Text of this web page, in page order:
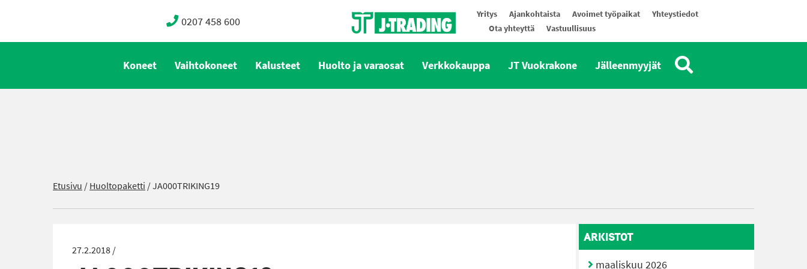
0207 458 600 Yritys Ajankohtaista Avoimet työpaikat
Yhteystiedot
Ota yhteyttä
Vastuullisuus
Koneet Vaihtokoneet Kalusteet Huolto ja varaosat Verkkokauppa JT Vuokrakone Jälleenmyyjät
Etusivu /Huoltopaketti /JA000TRIKING19
27.2.2018 /
ARKISTOT
maaliskuu 2026